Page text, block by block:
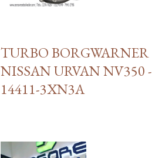
TURBO BORGWARNER
NISSAN URVAN NV350 -
14411-3XN3A